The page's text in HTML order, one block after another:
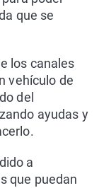
que se
los canales
vehículo de
del
ayudas y
a
que puedan